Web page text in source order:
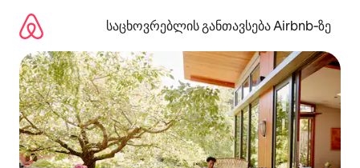
გადასვლა
საცხოვრებლის განთავსება Airbnb‑ზე